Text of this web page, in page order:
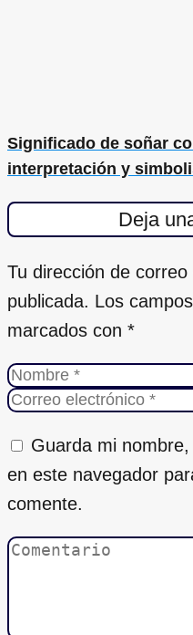
Significado de soñar
interpretación y
Deja
Tu dirección de
publicada. Los
marcados con *
Guarda mi
en este navegador
comente.